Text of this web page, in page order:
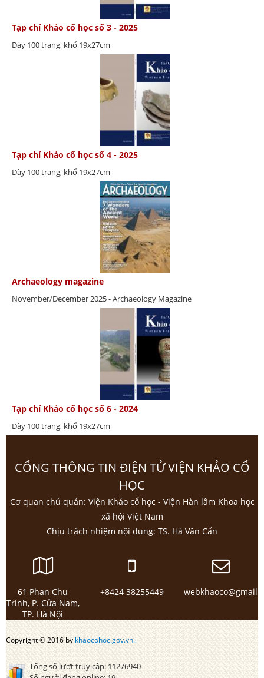
Tạp chí Khảo cổ học số 3 - 2025
Dày 100 trang, khổ 19x27cm
Tạp chí Khảo cổ học số 4 - 2025
Dày 100 trang, khổ 19x27cm
Archaeology magazine
November/December 2025 - Archaeology Magazine
Tạp chí Khảo cổ học số 6 - 2024
Dày 100 trang, khổ 19x27cm
CỔNG THÔNG TIN ĐIỆN TỬ VIỆN KHẢO CỔ
HỌC
Cơ quan chủ quản: Viện Khảo cổ học - Viện Hàn lâm Khoa học
xã hội Việt Nam
Chịu trách nhiệm nội dung: TS. Hà Văn Cẩn
61 Phan Chu
Trinh, P. Cửa Nam,
TP. Hà Nội
+8424 38255449
Copyright © 2016 bykhaocohoc.gov.vn.
Tổng số lượt truy cập:11276940